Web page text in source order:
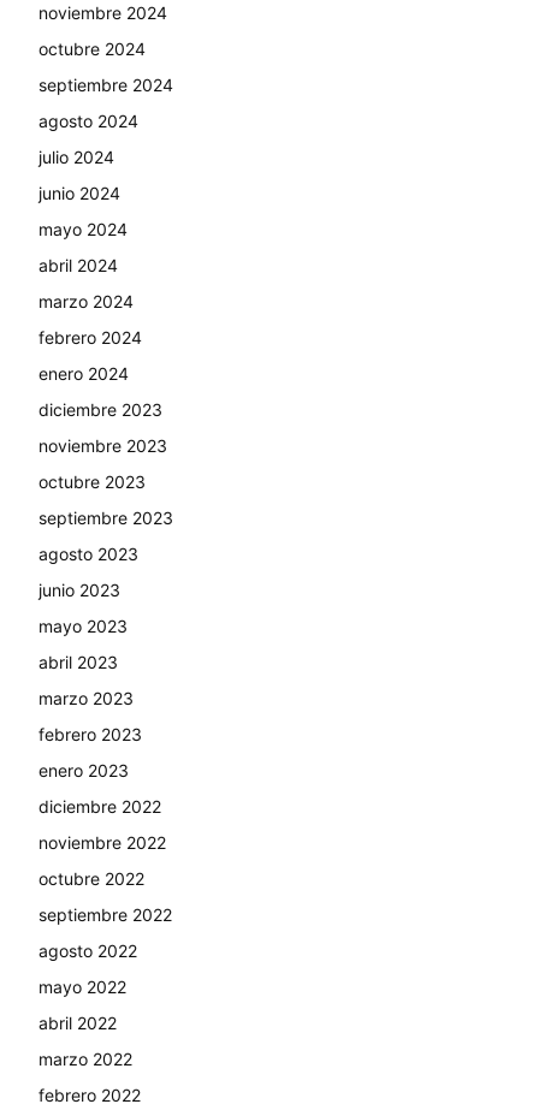
noviembre 2024
octubre 2024
septiembre 2024
agosto 2024
julio 2024
junio 2024
mayo 2024
abril 2024
marzo 2024
febrero 2024
enero 2024
diciembre 2023
noviembre 2023
octubre 2023
septiembre 2023
agosto 2023
junio 2023
mayo 2023
abril 2023
marzo 2023
febrero 2023
enero 2023
diciembre 2022
noviembre 2022
octubre 2022
septiembre 2022
agosto 2022
mayo 2022
abril 2022
marzo 2022
febrero 2022